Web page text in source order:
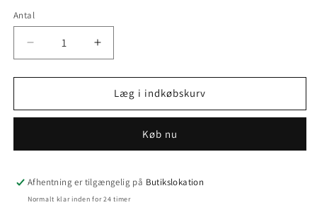
Antal
Antal
Reducer
antallet
for
I
fouragering
Øg
antallet
for
Pinata
I
fouragering
Læg i indkøbskurv
Køb nu
Afhentning er tilgængelig på Butikslokation
Normalt klar inden for 24 timer